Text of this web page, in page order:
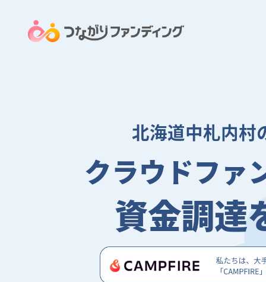
北海道中札内村
クラウドファ
資金調達